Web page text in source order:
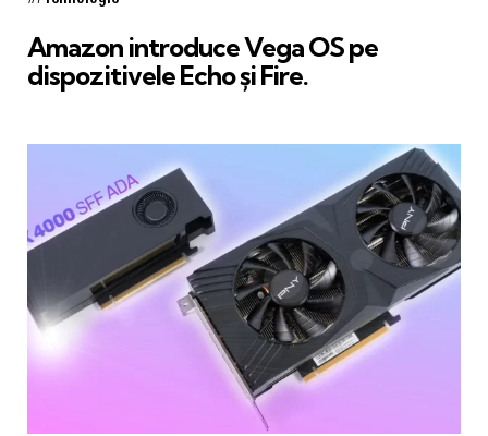
Amazon introduce Vega OS pe
dispozitivele Echo și Fire.